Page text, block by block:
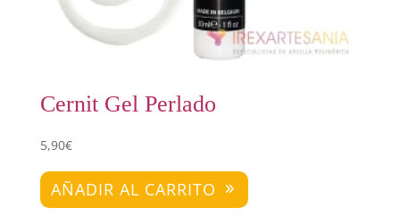
Cernit Gel Perlado
5,90€
AÑADIR AL CARRITO